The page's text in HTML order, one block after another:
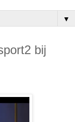
▼
bij